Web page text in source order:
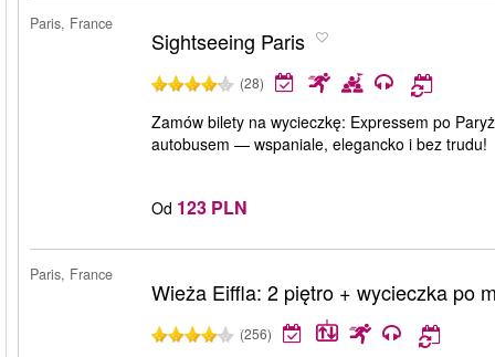
Paris, France
Sightseeing Paris
(28)
Zamów bilety na wycieczkę: Expressem po
autobusem — wspaniale, elegancko i bez trudu!
Od 123 PLN
Paris, France
Wieża Eiffla: 2 piętro + wycieczka po
(256)